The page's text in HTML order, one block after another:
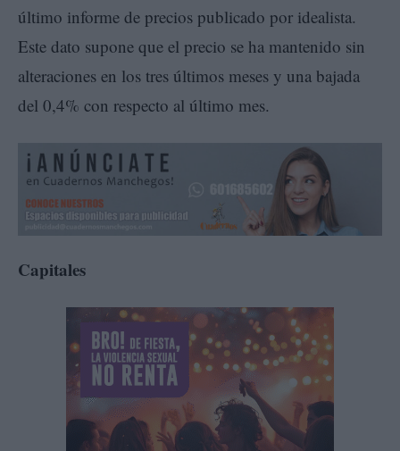
último informe de precios publicado por idealista.
Este dato supone que el precio se ha mantenido sin
alteraciones en los tres últimos meses y una bajada
del 0,4% con respecto al último mes.
Capitales